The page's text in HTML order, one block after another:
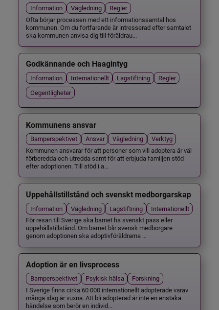
Information Vägledning
Regler
Ofta börjar processen med ett informationssamtal hos
kommunen. Om du fortfarande är intresserad efter samtalet
ska kommunen anvisa dig till föräldrau...
Godkännande och Haagintyg
Information Internationellt Lagstiftning
Regler
Oegentligheter
Kommunens ansvar
Barnperspektivet Ansvar Vägledning
Verktyg
Kommunen ansvarar för att personer som vill adoptera är väl
förberedda och utredda samt för att erbjuda familjen stöd
efter adoptionen. Till stöd i a...
Uppehållstillstånd och svenskt medborgarskap
Information Vägledning Lagstiftning
Internationellt
För resan till Sverige ska barnet ha svenskt pass eller
uppehållstillstånd. Om barnet blir svensk medborgare
genom adoptionen ska adoptivföräldrarna ...
Adoption är en livsprocess
Barnperspektivet Psykisk hälsa
Forskning
I Sverige finns cirka 60 000 internationellt adopterade varav
många idag är vuxna. Att bli adopterad är inte en enstaka
händelse som berör en individ...